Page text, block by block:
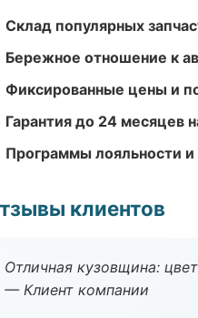
Склад популярных
Бережное отношение к
Фиксированные цены и
Гарантия до 24 месяцев
Программы лояльности
клиентов
Отличная кузовщина:
— Клиент компании